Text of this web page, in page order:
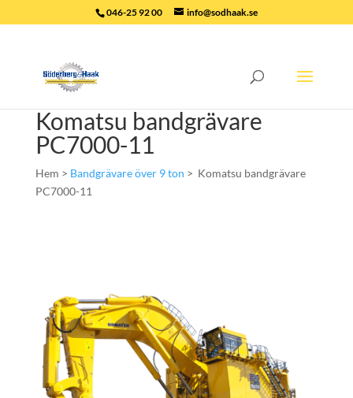
046-25 92 00 info@sodhaak.se
Komatsu bandgrävare
PC7000-11
Hem > Bandgrävare över 9 ton > Komatsu bandgrävare
PC7000-11